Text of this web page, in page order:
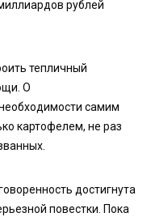
рублей
тепличный
О
самим
картофелем, не раз
достигнута
повестки. Пока